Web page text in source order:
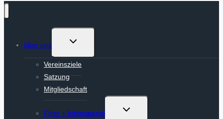
über uns
Untermenü
Vereinsziele
Satzung
Mitgliedschaft
Flyer + Infomaterial
Untermenü